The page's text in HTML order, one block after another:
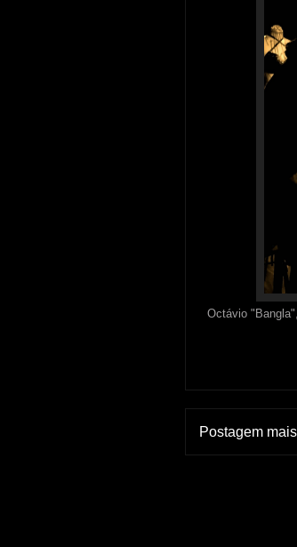
Octávio "Bangla",
Postagem